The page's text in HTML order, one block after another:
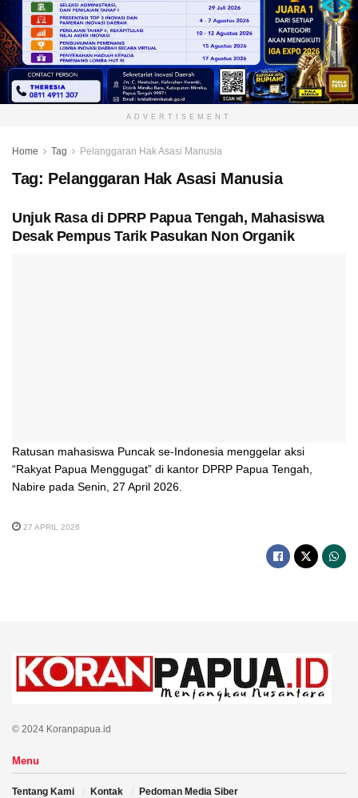
ADVERTISEMENT
Home Tag Pelanggaran Hak Asasi Manusia
Tag: Pelanggaran Hak Asasi Manusia
Unjuk Rasa di DPRP Papua Tengah, Mahasiswa
Desak Pempus Tarik Pasukan Non Organik
Ratusan mahasiswa Puncak se-Indonesia menggelar aksi
“Rakyat Papua Menggugat” di kantor DPRP Papua Tengah,
Nabire pada Senin, 27 April 2026.
27 APRIL 2026
© 2024 Koranpapua.id
Menu
Tentang Kami Kontak Pedoman Media Siber